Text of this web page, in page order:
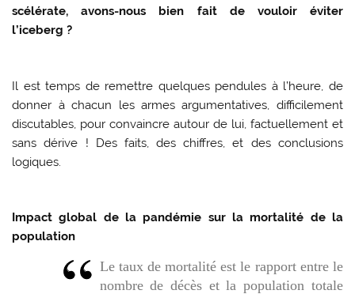
scélérate, avons-nous bien fait de vouloir éviter
l’iceberg ?
Il est temps de remettre quelques pendules à l’heure, de
donner à chacun les armes argumentatives, difficilement
discutables, pour convaincre autour de lui, factuellement et
sans dérive ! Des faits, des chiffres, et des conclusions
logiques.
Impact global de la pandémie sur la mortalité de la
population
Le taux de mortalité est le rapport entre le
nombre de décès et la population totale